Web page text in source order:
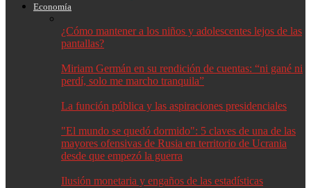
Economía
¿Cómo mantener a los niños y adolescentes lejos de las
pantallas?
Miriam Germán en su rendición de cuentas: “ni gané ni
perdí, solo me marcho tranquila”
La función pública y las aspiraciones presidenciales
"El mundo se quedó dormido": 5 claves de una de las
mayores ofensivas de Rusia en territorio de Ucrania
desde que empezó la guerra
Ilusión monetaria y engaños de las estadísticas